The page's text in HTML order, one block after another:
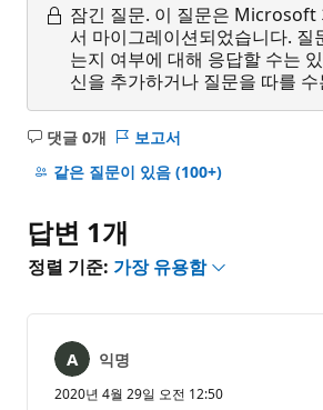
잠긴 질문. 이 질문은 Microsoft
서 마이그레이션되었습니다. 질
는지 여부에 대해 응답할 수는
신을 추가하거나 질문을 따를
댓글 0개
설
명
음
보고서
같은 질문이 있음 (100+)
답변 1개
정렬 기준: 가장 유용함
익명
2020년 4월 29일 오전 12:50